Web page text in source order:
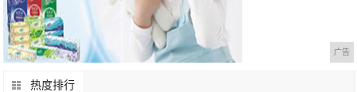
广告
热度排行